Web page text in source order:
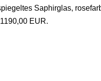
Saphir­glas,
EUR.